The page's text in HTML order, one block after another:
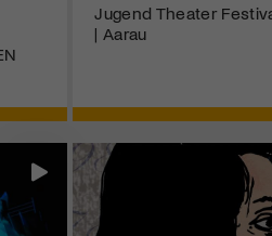
Jugend Theater
| Aarau